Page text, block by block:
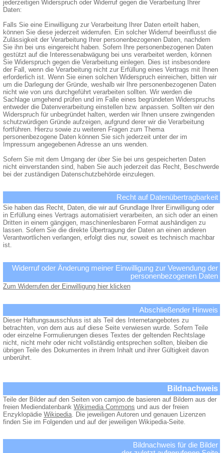
jederzeitigen Widerspruch oder Widerruf gegen die Verarbeitung Ihrer
Daten:
Falls Sie eine Einwilligung zur Verarbeitung Ihrer Daten erteilt haben,
können Sie diese jederzeit widerrufen. Ein solcher Widerruf beeinflusst die
Zulässigkeit der Verarbeitung Ihrer personenbezogenen Daten, nachdem
Sie ihn bei uns eingereicht haben. Sofern Ihre personenbezogenen Daten
gestützt auf die Interessenabwägung bei uns verarbeitet werden, können
Sie Widerspruch gegen die Verarbeitung einlegen. Dies ist insbesondere
der Fall, wenn die Verarbeitung nicht zur Erfüllung eines Vertrags mit Ihnen
erforderlich ist. Wenn Sie einen solchen Widerspruch einreichen, bitten wir
um die Darlegung der Gründe, weshalb wir Ihre personenbezogenen Daten
nicht wie von uns durchgeführt verarbeiten sollten. Wir werden die
Sachlage umgehend prüfen und im Falle eines begründeten Widerspruchs
entweder die Datenverarbeitung einstellen bzw. anpassen. Sollten wir den
Widerspruch für unbegründet halten, werden wir Ihnen unsere zwingenden
schutzwürdigen Gründe aufzeigen, aufgrund derer wir die Verarbeitung
fortführen. Hierzu sowie zu weiteren Fragen zum Thema
personenbezogene Daten können Sie sich jederzeit unter der im
Impressum angegebenen Adresse an uns wenden.
Sofern Sie mit dem Umgang der über Sie bei uns gespeicherten Daten
nicht einverstanden sind, haben Sie auch jederzeit das Recht, Beschwerde
bei der zuständigen Datenschutzbehörde einzulegen.
Recht auf Datenübertragbarkeit
Sie haben das Recht, Daten, die wir auf Grundlage Ihrer Einwilligung oder
in Erfüllung eines Vertrags automatisiert verarbeiten, an sich oder an einen
Dritten in einem gängigen, maschinenlesbaren Format aushändigen zu
lassen. Sofern Sie die direkte Übertragung der Daten an einen anderen
Verantwortlichen verlangen, erfolgt dies nur, soweit es technisch machbar
ist.
Widerruf oder Änderung meiner Einwilligung zur Vewendung der
personenbezogenen Daten
Zum Widerrufen der Einwilligung hier klicken
Abschließender Hinweis
Dieser Haftungsausschluss ist als Teil des Internetangebotes zu
betrachten, von dem aus auf diese Seite verwiesen wurde. Sofern Teile
oder einzelne Formulierungen dieses Textes der geltenden Rechtslage
nicht, nicht mehr oder nicht vollständig entsprechen sollten, bleiben die
übrigen Teile des Dokumentes in ihrem Inhalt und ihrer Gültigkeit davon
unberührt.
Bildnachweis
Teile der Bilder auf den Seiten von camjoo.de basieren auf Bildern aus der
freien Mediendatenbank Wikimedia Commons und aus der freien
Enzyklopädie Wikipedia . Die jeweiligen Autoren und genauen Lizenzen
finden Sie im Folgenden und auf der jeweiligen Wikipedia-Seite.
Bildnachweis für die Bilder